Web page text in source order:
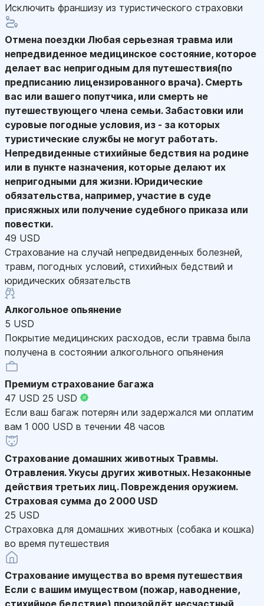
Исключить франшизу из туристического страховки
Отмена поездки Любая серьезная травма или
непредвиденное медицинское состояние, которое
делает вас непригодным для путешествия(по
предписанию лицензированного врача). Смерть
вас или вашего попутчика, или смерть не
путешествующего члена семьи. Забастовки или
суровые погодные условия, из - за которых
туристические службы не могут работать.
Непредвиденные стихийные бедствия на родине
или в пункте назначения, которые делают их
непригодными для жизни. Юридические
обязательства, например, участие в суде
присяжных или получение судебного приказа или
повестки.
49 USD
Страхование на случай непредвиденных болезней,
травм, погодных условий, стихийных бедствий и
юридических обязательств
Алкогольное опьянение
5 USD
Покрытие медицинских расходов, если травма была
получена в состоянии алкогольного опьянения
Премиум страхование багажа
47 USD 25 USD
Если ваш багаж потерян или задержался ми оплатим
вам 1 000 USD в течении 48 часов
Страхование домашних животных Травмы.
Отравления. Укусы других животных. Незаконные
действия третьих лиц. Повреждения оружием.
Страховая сумма до 2 000 USD
25 USD
Страховка для домашних животных (собака и кошка)
во время путешествия
Страхование имущества во время путешествия
Если с вашим имуществом (пожар, наводнение,
стихийное бедствие) произойдёт несчастный